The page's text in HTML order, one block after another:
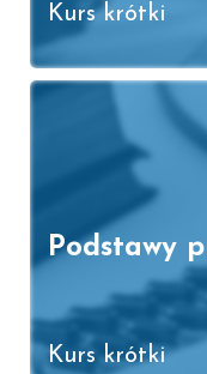
Kurs krótki
Podstawy
Kurs krótki